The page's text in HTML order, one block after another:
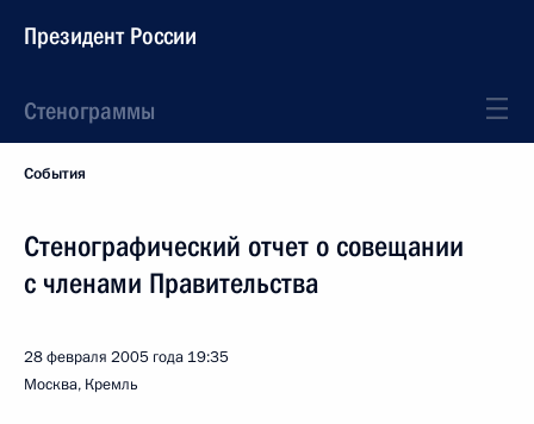
Президент России
Стенограммы
События
Стенографический отчет о совещании
с членами Правительства
28 февраля 2005 года 19:35
Москва, Кремль